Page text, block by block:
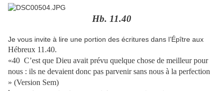
Hb. 11.40
Je vous invite à lire une portion des écritures dans l’Épître aux
Hébreux 11.40.
«40 C’est que Dieu avait prévu quelque chose de meilleur pour
nous : ils ne devaient donc pas parvenir sans nous à la perfection
» (Version Sem)